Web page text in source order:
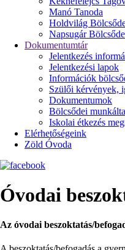
Manó Tanoda
Holdvilág
Napsugár Bölcsőde
Dokumentumtár
Jelentkezés
Jelentkezési lapok
Információk
Szülői kérvények,
Dokumentumok
Bölcsődei
Iskolai étkezés
Elérhetőségeink
Zöld Óvoda
Óvodai
Az óvodai beszoktatás/